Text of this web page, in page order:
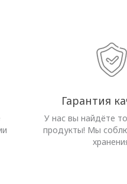
Гарантия
У нас вы найдёте
продукты! Мы